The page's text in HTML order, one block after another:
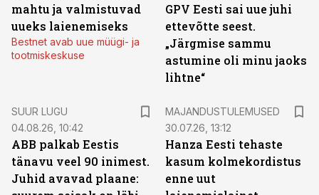
mahtu ja valmistuvad
uueks laienemiseks
Bestnet avab uue müügi- ja
tootmiskeskuse
GPV Eesti sai uue juhi
ettevõtte seest.
„Järgmise sammu
astumine oli minu jaoks
lihtne“
SUUR LUGU
04.08.26, 10:42
ABB palkab Eestis
tänavu veel 90 inimest.
Juhid avavad plaane:
MAJANDUSTULEMUSED
30.07.26, 13:12
Hanza Eesti tehaste
kasum kolmekordistus
enne uut